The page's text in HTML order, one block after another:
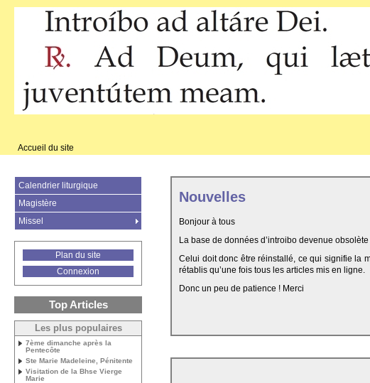
Accueil du site
Nouvelles
Bonjour à tous
La base de données d’introibo devenue
Celui doit donc être réinstallé, ce qui signifie la
rétablis qu’une fois tous les articles mis en ligne.
Donc un peu de patience ! Merci
Calendrier liturgique
Magistère
Missel
Plan du site
Connexion
Top Articles
Les plus populaires
7ème dimanche après la
Pentecôte
Ste Marie Madeleine, Pénitente
Visitation de la Bhse Vierge
Marie